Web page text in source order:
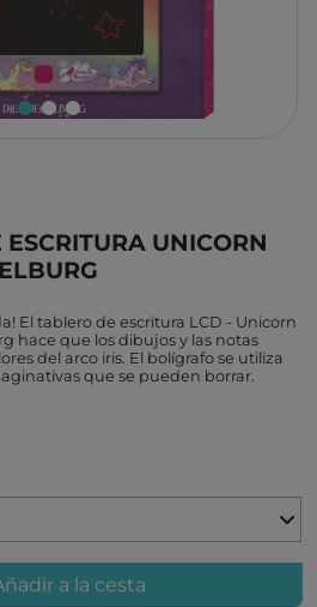
UNICORN
El tablero de escritura LCD - Unicorn
hace que los dibujos y las notas
del arco iris. El bolígrafo se utiliza
que se pueden borrar.
a la cesta